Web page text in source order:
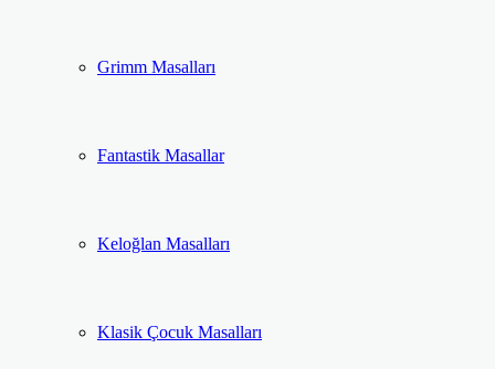
Grimm Masalları
Fantastik Masallar
Keloğlan Masalları
Klasik Çocuk Masalları